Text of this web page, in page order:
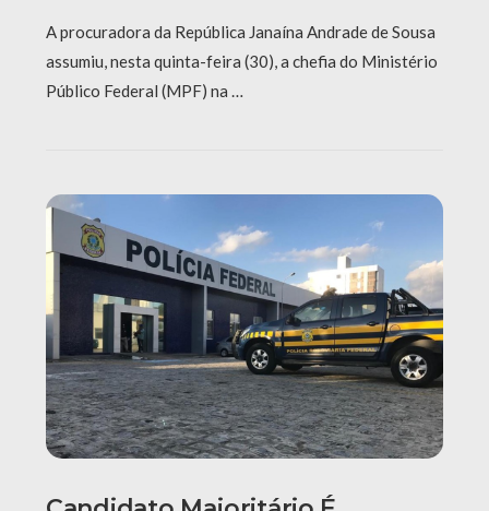
A procuradora da República Janaína Andrade de Sousa
assumiu, nesta quinta-feira (30), a chefia do Ministério
Público Federal (MPF) na …